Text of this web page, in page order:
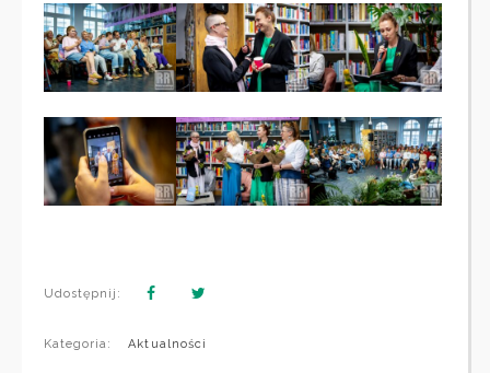
Udostępnij:
Kategoria: Aktualności